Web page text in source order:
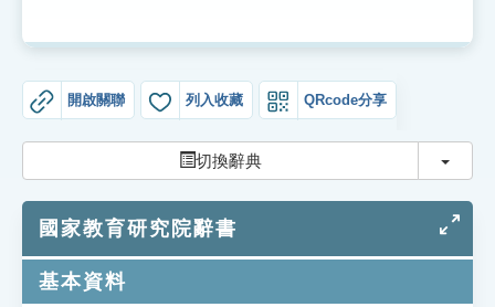
成語故事
索引選單
知識索引
生命大百科索引
遊戲專區
開啟關聯 列入收藏 QRcode分享
切換辭典 切換
國家教育研究院辭書
基本資料